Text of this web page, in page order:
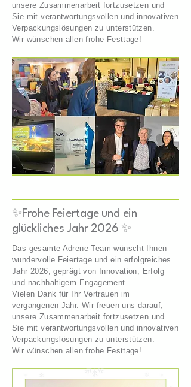
unsere Zusammenarbeit fortzusetzen und
Sie mit verantwortungsvollen und innovativen
Verpackungslösungen zu unterstützen.
Wir wünschen allen frohe Festtage!
✨Frohe Feiertage und ein
glückliches Jahr 2026 ✨
Das gesamte Adrene-Team wünscht Ihnen
wundervolle Feiertage und ein erfolgreiches
Jahr 2026, geprägt von Innovation, Erfolg
und nachhaltigem Engagement.
Vielen Dank für Ihr Vertrauen im
vergangenen Jahr. Wir freuen uns darauf,
unsere Zusammenarbeit fortzusetzen und
Sie mit verantwortungsvollen und innovativen
Verpackungslösungen zu unterstützen.
Wir wünschen allen frohe Festtage!